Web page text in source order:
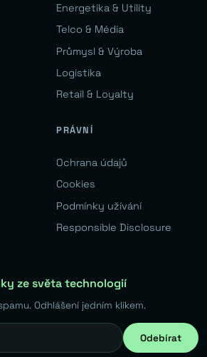
Energetika & Utility
Telco & Média
Průmysl & Výroba
Logistika
Retail & Loyalty
PRÁVNÍ
Ochrana údajů
Cookies
Podmínky užívání
Responsible Disclosure
ze světa technologií
Odhlášení jedním klikem.
Odebírat